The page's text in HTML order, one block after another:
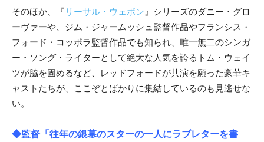
そのほか、『 リーサル・ウェポン 』シリーズのダニー・グロ
ーヴァーや、ジム・ジャームッシュ監督作品やフランシス・
フォード・コッポラ監督作品でも知られ、唯一無二のシンガ
ー・ソング・ライターとして絶大な人気を誇るトム・ウェイ
ツが脇を固めるなど、レッドフォードが共演を願った豪華キ
ャストたちが、ここぞとばかりに集結しているのも見逃せな
い。
◆監督「往年の銀幕のスターの一人にラブレターを書